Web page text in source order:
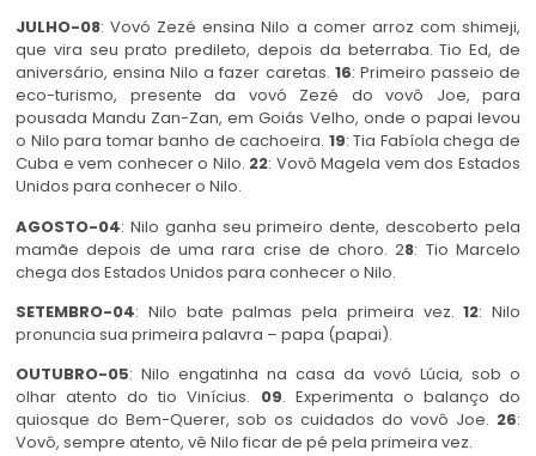
JULHO-08: Vovó Zezé ensina Nilo a comer arroz com shimeji,
que vira seu prato predileto, depois da beterraba. Tio Ed, de
aniversário, ensina Nilo a fazer caretas. 16: Primeiro passeio de
eco-turismo, presente da vovó Zezé do vovô Joe, para
pousada Mandu Zan-Zan, em Goiás Velho, onde o papai levou
o Nilo para tomar banho de cachoeira. 19: Tia Fabíola chega de
Cuba e vem conhecer o Nilo. 22: Vovô Magela vem dos Estados
Unidos para conhecer o Nilo.
AGOSTO-04: Nilo ganha seu primeiro dente, descoberto pela
mamãe depois de uma rara crise de choro. 28: Tio Marcelo
chega dos Estados Unidos para conhecer o Nilo.
SETEMBRO-04: Nilo bate palmas pela primeira vez.12: Nilo
pronuncia sua primeira palavra – papa (papai).
OUTUBRO-05: Nilo engatinha na casa da vovó Lúcia, sob o
olhar atento do tio Vinícius. 09. Experimenta o balanço do
quiosque do Bem-Querer, sob os cuidados do vovô Joe. 26:
Vovô, sempre atento, vê Nilo ficar de pé pela primeira vez.